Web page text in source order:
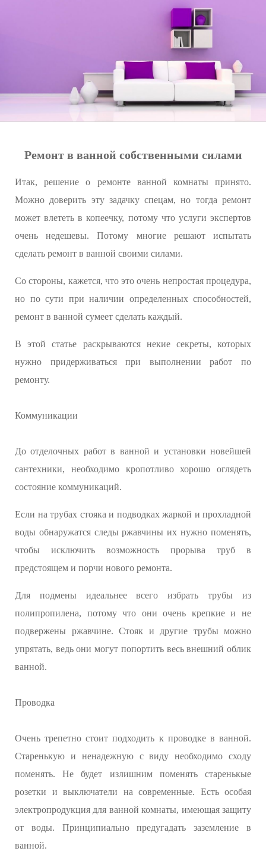
Ремонт в ванной собственными силами
Итак, решение о ремонте ванной комнаты принято.
Можно доверить эту задачку спецам, но тогда ремонт
может влететь в копеечку, потому что услуги экспертов
очень недешевы. Потому многие решают испытать
сделать ремонт в ванной своими силами.
Со стороны, кажется, что это очень непростая процедура,
но по сути при наличии определенных способностей,
ремонт в ванной сумеет сделать каждый.
В этой статье раскрываются некие секреты, которых
нужно придерживаться при выполнении работ по
ремонту.
Коммуникации
До отделочных работ в ванной и установки новейшей
сантехники, необходимо кропотливо хорошо оглядеть
состояние коммуникаций.
Если на трубах стояка и подводках жаркой и прохладной
воды обнаружатся следы ржавчины их нужно поменять,
чтобы исключить возможность прорыва труб в
предстоящем и порчи нового ремонта.
Для подмены идеальнее всего избрать трубы из
полипропилена, потому что они очень крепкие и не
подвержены ржавчине. Стояк и другие трубы можно
упрятать, ведь они могут попортить весь внешний облик
ванной.
Проводка
Очень трепетно стоит подходить к проводке в ванной.
Старенькую и ненадежную с виду необходимо сходу
поменять. Не будет излишним поменять старенькые
розетки и выключатели на современные. Есть особая
электропродукция для ванной комнаты, имеющая защиту
от воды. Принципиально предугадать заземление в
ванной.